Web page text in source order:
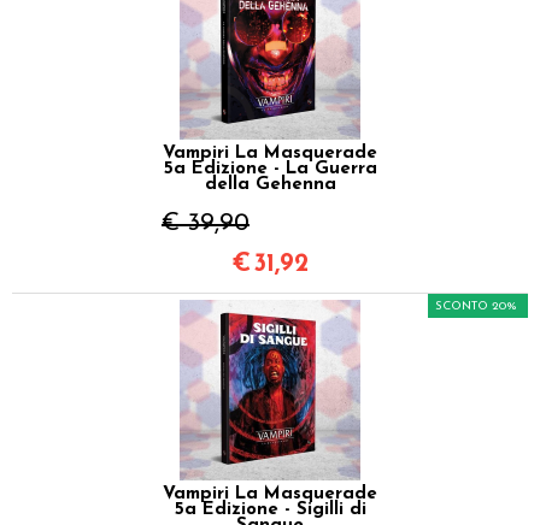
Vampiri La Masquerade
5a Edizione - La Guerra
della Gehenna
€ 39,90
€31,92
Vampiri La Masquerade
5a Edizione - Sigilli di
SCONTO 20%